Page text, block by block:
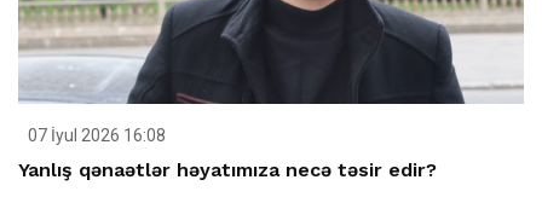
07 İyul 2026 16:08
Yanlış qənaətlər həyatımıza necə təsir edir?